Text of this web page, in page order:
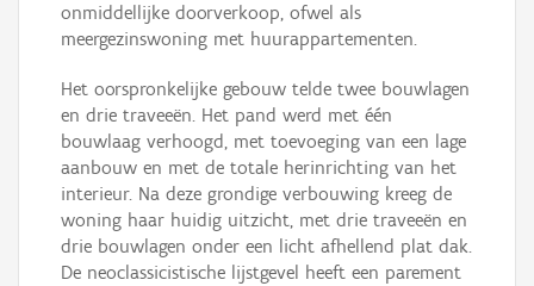
onmiddellijke doorverkoop, ofwel als
meergezinswoning met huurappartementen.
Het oorspronkelijke gebouw telde twee bouwlagen
en drie traveeën. Het pand werd met één
bouwlaag verhoogd, met toevoeging van een lage
aanbouw en met de totale herinrichting van het
interieur. Na deze grondige verbouwing kreeg de
woning haar huidig uitzicht, met drie traveeën en
drie bouwlagen onder een licht afhellend plat dak.
De neoclassicistische lijstgevel heeft een parement